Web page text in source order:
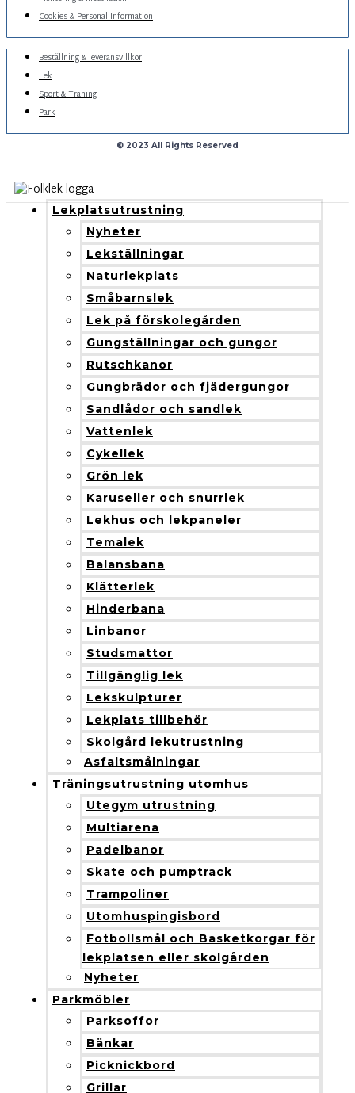
Cookies & Personal Information
Beställning & leveransvillkor
Lek
Sport & Träning
Park
© 2023 All Rights Reserved
Lekplatsutrustning
Nyheter
Lekställningar
Naturlekplats
Småbarnslek
Lek på förskolegården
Gungställningar och gungor
Rutschkanor
Gungbrädor och fjädergungor
Sandlådor och sandlek
Vattenlek
Cykellek
Grön lek
Karuseller och snurrlek
Lekhus och lekpaneler
Temalek
Balansbana
Klätterlek
Hinderbana
Linbanor
Studsmattor
Tillgänglig lek
Lekskulpturer
Lekplats tillbehör
Skolgård lekutrustning
Asfaltsmålningar
Träningsutrustning utomhus
Utegym utrustning
Multiarena
Padelbanor
Skate och pumptrack
Trampoliner
Utomhuspingisbord
Fotbollsmål och Basketkorgar för
lekplatsen eller skolgården
Nyheter
Parkmöbler
Parksoffor
Bänkar
Picknickbord
Grillar